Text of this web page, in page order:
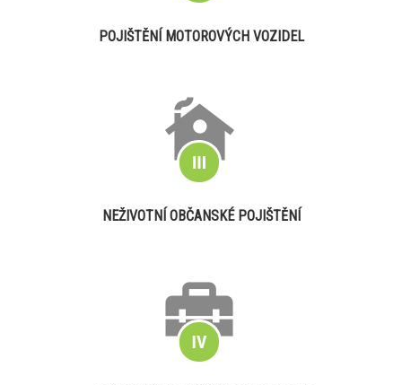
POJIŠTĚNÍ MOTOROVÝCH VOZIDEL
NEŽIVOTNÍ OBČANSKÉ POJIŠTĚNÍ